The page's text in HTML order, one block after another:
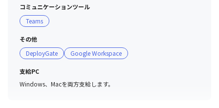
コミュニケーションツール
Teams
その他
DeployGate
Google Workspace
支給PC
Windows、Macを両方支給します。